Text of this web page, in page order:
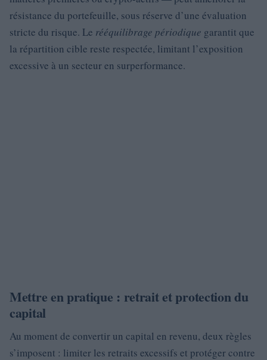
résistance du portefeuille, sous réserve d’une évaluation
stricte du risque. Le rééquilibrage périodique garantit que
la répartition cible reste respectée, limitant l’exposition
excessive à un secteur en surperformance.
Mettre en pratique : retrait et protection du
capital
Au moment de convertir un capital en revenu, deux règles
s’imposent : limiter les retraits excessifs et protéger contre